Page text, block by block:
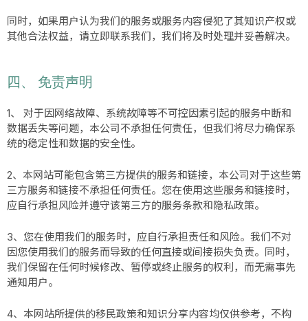
同时，如果用户认为我们的服务或服务内容侵犯了其知识产权或
其他合法权益，请立即联系我们，我们将及时处理并妥善解决。
四、 免责声明
1、 对于因网络故障、系统故障等不可控因素引起的服务中断和
数据丢失等问题，本公司不承担任何责任，但我们将尽力确保系
统的稳定性和数据的安全性。
2、本网站可能包含第三方提供的服务和链接，本公司对于这些第
三方服务和链接不承担任何责任。您在使用这些服务和链接时，
应自行承担风险并遵守该第三方的服务条款和隐私政策。
3、您在使用我们的服务时，应自行承担责任和风险。我们不对
因您使用我们的服务而导致的任何直接或间接损失负责。同时，
我们保留在任何时候修改、暂停或终止服务的权利，而无需事先
通知用户。
4、本网站所提供的移民政策和知识分享内容均仅供参考，不构